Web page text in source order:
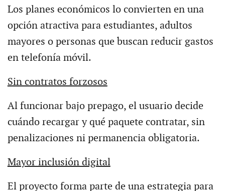
Los planes económicos lo convierten en una
opción atractiva para estudiantes, adultos
mayores o personas que buscan reducir gastos
en telefonía móvil.
Sin contratos forzosos
Al funcionar bajo prepago, el usuario decide
cuándo recargar y qué paquete contratar, sin
penalizaciones ni permanencia obligatoria.
Mayor inclusión digital
El proyecto forma parte de una estrategia para